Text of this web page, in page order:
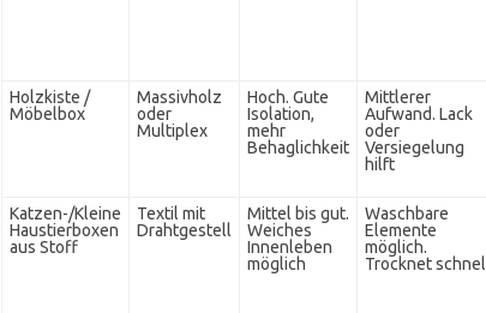
Holzkiste /
Möbelbox
Massivholz
oder
Multiplex
Hoch. Gute
Isolation,
mehr
Behaglichkeit
Mittlerer
Aufwand. Lack
oder
Versiegelung
hilft
Katzen-/Kleine
Haustierboxen
aus Stoff
Textil mit
Drahtgestell
Mittel bis gut.
Weiches
Innenleben
möglich
Waschbare
Elemente
möglich.
Trocknet